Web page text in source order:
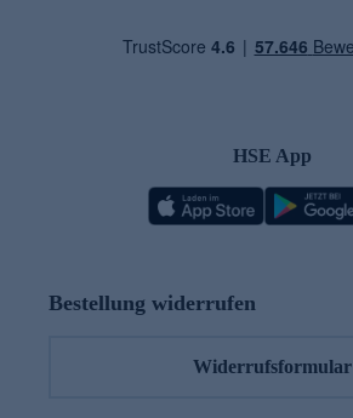
HSE App
Bestellung widerrufen
Widerrufsformular